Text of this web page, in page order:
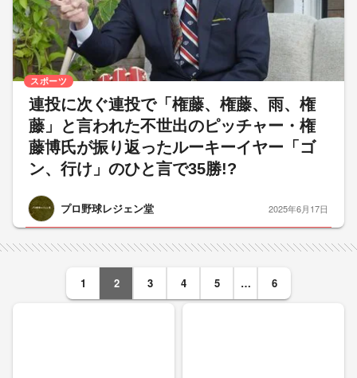
連投に次ぐ連投で「権藤、権藤、雨、権
藤」と言われた不世出のピッチャー・権
藤博氏が振り返ったルーキーイヤー「ゴ
ン、行け」のひと言で35勝!?
プロ野球レジェン堂
スポーツ
2025年6月17日
1 2 3 4 5 … 6